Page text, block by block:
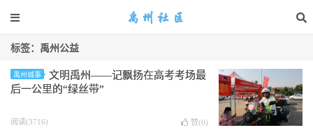
标签：禹州公益
禹州城事
文明禹州——记飘扬在高考考场最
后一公里的“绿丝带”
阅读(3716) 赞(0)